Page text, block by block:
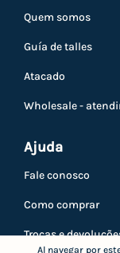
Al navegar por
Quem somos
Guía de talles
Atacado
Wholesale -
Ajuda
Fale conosco
Como comprar
Trocas e